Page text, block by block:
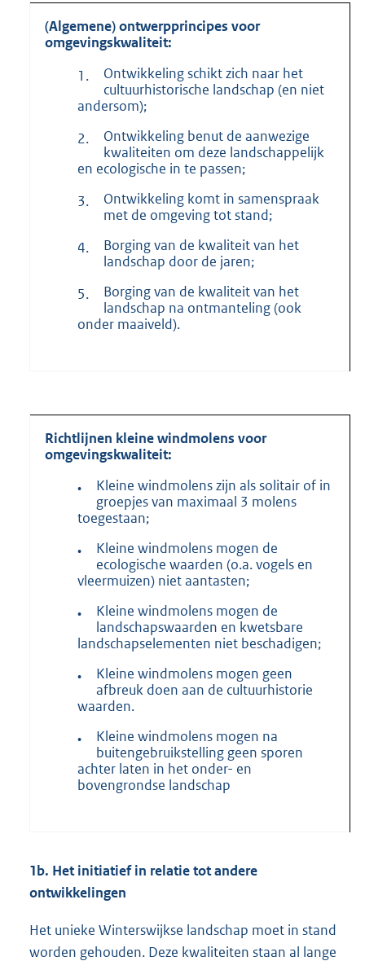
(Algemene) ontwerpprincipes voor
omgevingskwaliteit:
1.
Ontwikkeling schikt zich naar het
cultuurhistorische landschap (en niet
andersom);
2.
Ontwikkeling benut de aanwezige
kwaliteiten om deze landschappelijk
en ecologische in te passen;
3.
Ontwikkeling komt in samenspraak
met de omgeving tot stand;
4.
Borging van de kwaliteit van het
landschap door de jaren;
5.
Borging van de kwaliteit van het
landschap na ontmanteling (ook
onder maaiveld).
Richtlijnen kleine windmolens voor
omgevingskwaliteit:
•
Kleine windmolens zijn als solitair of in
groepjes van maximaal 3 molens
toegestaan;
•
Kleine windmolens mogen de
ecologische waarden (o.a. vogels en
vleermuizen) niet aantasten;
•
Kleine windmolens mogen de
landschapswaarden en kwetsbare
landschapselementen niet beschadigen;
•
Kleine windmolens mogen geen
afbreuk doen aan de cultuurhistorie
waarden.
•
Kleine windmolens mogen na
buitengebruikstelling geen sporen
achter laten in het onder- en
bovengrondse landschap
1b. Het initiatief in relatie tot andere
ontwikkelingen
Het unieke Winterswijkse landschap moet in stand
worden gehouden. Deze kwaliteiten staan al lange